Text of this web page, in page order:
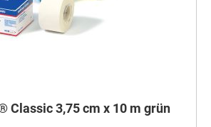
Classic 3,75 cm x 10 m grün